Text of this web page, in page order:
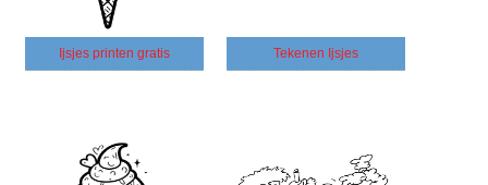
Ijsjes printen gratis Tekenen Ijsjes